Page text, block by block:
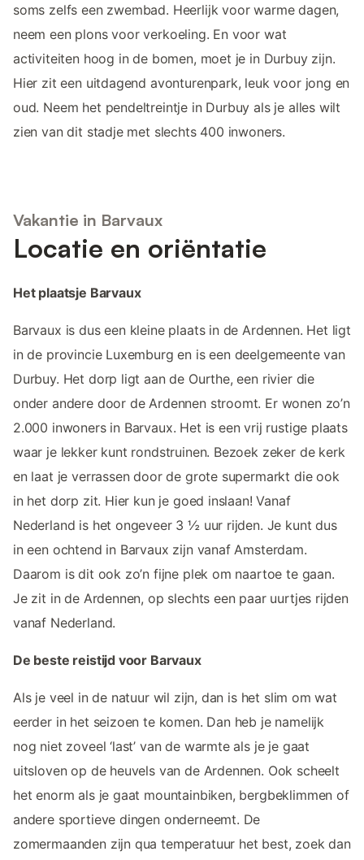
soms zelfs een zwembad. Heerlijk voor warme dagen,
neem een plons voor verkoeling. En voor wat
activiteiten hoog in de bomen, moet je in Durbuy zijn.
Hier zit een uitdagend avonturenpark, leuk voor jong en
oud. Neem het pendeltreintje in Durbuy als je alles wilt
zien van dit stadje met slechts 400 inwoners.
Vakantie in Barvaux
Locatie en oriëntatie
Het plaatsje Barvaux
Barvaux is dus een kleine plaats in de Ardennen. Het ligt
in de provincie Luxemburg en is een deelgemeente van
Durbuy. Het dorp ligt aan de Ourthe, een rivier die
onder andere door de Ardennen stroomt. Er wonen zo’n
2.000 inwoners in Barvaux. Het is een vrij rustige plaats
waar je lekker kunt rondstruinen. Bezoek zeker de kerk
en laat je verrassen door de grote supermarkt die ook
in het dorp zit. Hier kun je goed inslaan! Vanaf
Nederland is het ongeveer 3 ½ uur rijden. Je kunt dus
in een ochtend in Barvaux zijn vanaf Amsterdam.
Daarom is dit ook zo’n fijne plek om naartoe te gaan.
Je zit in de Ardennen, op slechts een paar uurtjes rijden
vanaf Nederland.
De beste reistijd voor Barvaux
Als je veel in de natuur wil zijn, dan is het slim om wat
eerder in het seizoen te komen. Dan heb je namelijk
nog niet zoveel ‘last’ van de warmte als je je gaat
uitsloven op de heuvels van de Ardennen. Ook scheelt
het enorm als je gaat mountainbiken, bergbeklimmen of
andere sportieve dingen onderneemt. De
zomermaanden zijn qua temperatuur het best, zoek dan